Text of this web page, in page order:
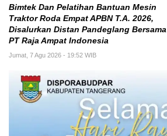
Bimtek Dan Pelatihan Bantuan Mesin
Traktor Roda Empat APBN T.A. 2026,
Disalurkan Distan Pandeglang Bersama
PT Raja Ampat Indonesia
Jumat, 7 Agu 2026 - 19:52 WIB